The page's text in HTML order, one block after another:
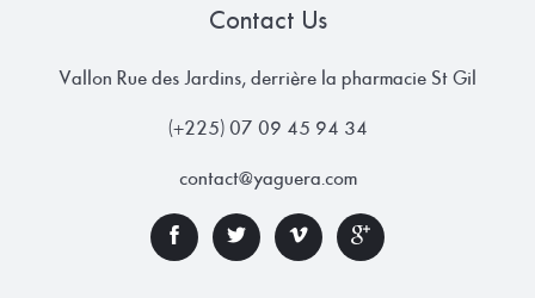
Contact Us
Vallon Rue des Jardins, derrière la pharmacie St Gil
(+225) 07 09 45 94 34
contact@yaguera.com